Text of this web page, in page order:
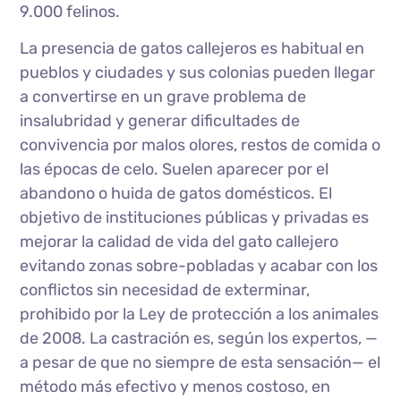
9.000 felinos.
La presencia de gatos callejeros es habitual en
pueblos y ciudades y sus colonias pueden llegar
a convertirse en un grave problema de
insalubridad y generar dificultades de
convivencia por malos olores, restos de comida o
las épocas de celo. Suelen aparecer por el
abandono o huida de gatos domésticos. El
objetivo de instituciones públicas y privadas es
mejorar la calidad de vida del gato callejero
evitando zonas sobre-pobladas y acabar con los
conflictos sin necesidad de exterminar,
prohibido por la Ley de protección a los animales
de 2008. La castración es, según los expertos, —
a pesar de que no siempre de esta sensación— el
método más efectivo y menos costoso, en